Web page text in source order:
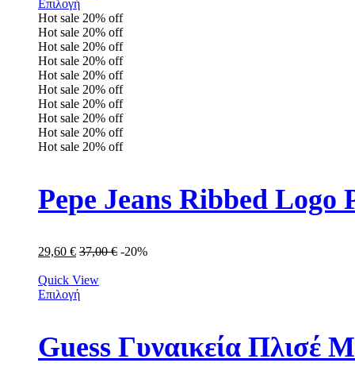
Επιλογή
Hot sale 20% off
Hot sale 20% off
Hot sale 20% off
Hot sale 20% off
Hot sale 20% off
Hot sale 20% off
Hot sale 20% off
Hot sale 20% off
Hot sale 20% off
Hot sale 20% off
Pepe Jeans Ribbed
29,60 € 37,00€ -20%
Quick View
Επιλογή
Guess Γυναικεία